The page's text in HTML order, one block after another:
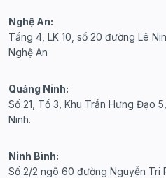
Nghệ An:
Tầng 4, LK 10, số 20 đường Lê
Nghệ An
Quảng Ninh:
Số 21, Tổ 3, Khu Trần Hưng Đạo
Ninh.
Ninh Bình:
Số 2/2 ngõ 60 đường Nguyễn Tri